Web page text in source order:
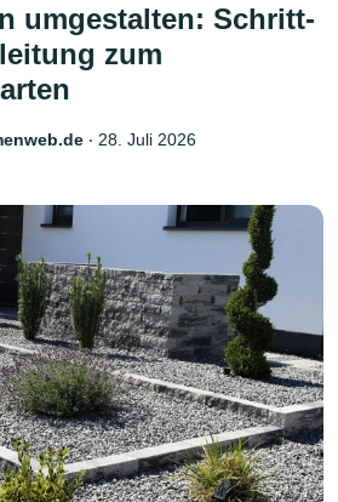
umgestalten: Schritt-
zum
‧ 28. Juli 2026